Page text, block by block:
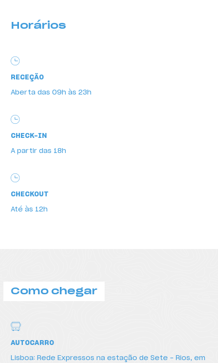
Horários
RECEÇÃO
Aberta das 09h às 23h
CHECK-IN
A partir das 18h
CHECKOUT
Até às 12h
Como chegar
AUTOCARRO
Lisboa: Rede Expressos na estação de Sete – Rios, em